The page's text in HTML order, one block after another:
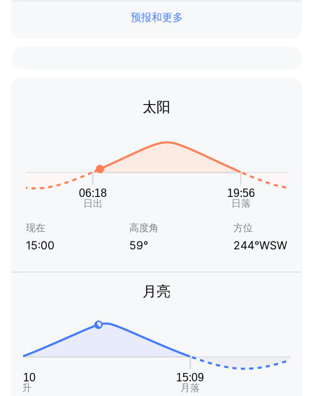
预报和更多
太阳
现在
15:00
高度角
59°
方位
244°WSW
月亮